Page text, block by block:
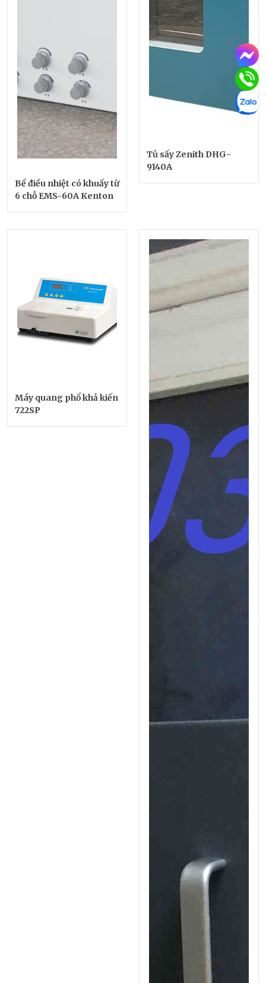
Bể điều nhiệt có khuấy từ
6 chỗ EMS-60A Kenton
Tủ sấy Zenith DHG-
9140A
Máy quang phổ khả kiến
722SP